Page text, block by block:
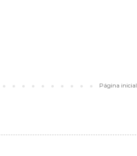
Página inicial